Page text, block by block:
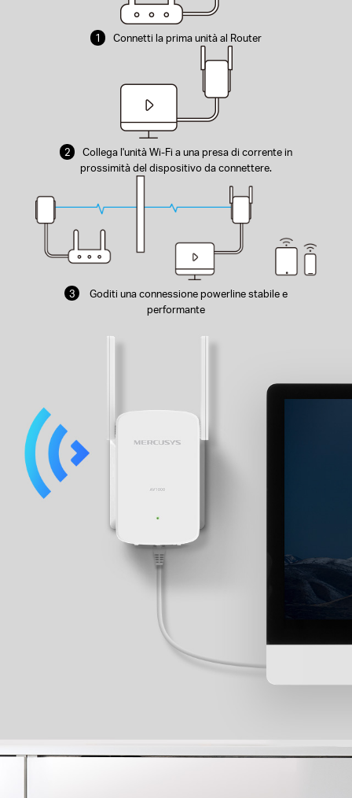
1 Connetti la prima unità al Router
2
Collega l'unità Wi-Fi a una presa di corrente in
prossimità del dispositivo da connettere.
3
Goditi una connessione powerline stabile e
performante